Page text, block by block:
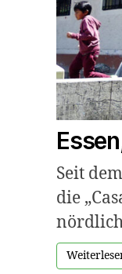
Seit
die